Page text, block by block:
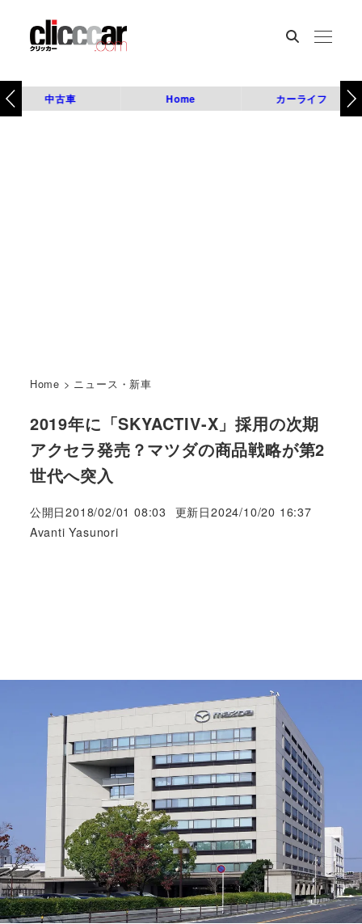
中古車 Home カーライフ
Home > ニュース・新車
2019年に「SKYACTIV-X」採用の次期
アクセラ発売？マツダの商品戦略が第2
世代へ突入
公開日2018/02/01 08:03 更新日2024/10/20 16:37
著
Avanti Yasunori